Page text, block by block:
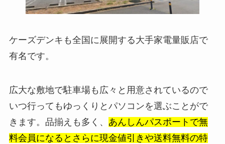
ケーズデンキも全国に展開する大手家電量販店で
有名です。
広大な敷地で駐車場も広々と用意されているので
いつ行ってもゆっくりとパソコンを選ぶことがで
きます。品揃えも多く、 あんしんパスポートで無
料会員になるとさらに現金値引きや送料無料の特